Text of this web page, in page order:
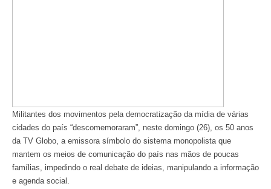
Militantes dos movimentos pela democratização da mídia de várias
cidades do país “descomemoraram”, neste domingo (26), os 50 anos
da TV Globo, a emissora símbolo do sistema monopolista que
mantem os meios de comunicação do país nas mãos de poucas
famílias, impedindo o real debate de ideias, manipulando a informação
e agenda social.